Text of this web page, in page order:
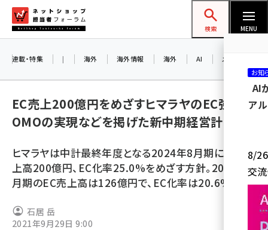
ン
ネットショップ担当者フォーラム
検索 MENU
yahoo (1901)
楽天 (1871)
アスクル (1119)
連載・特集 | 海外 海外情報 海外 AI メタバース
EC売上200億円をめざすヒマラヤのEC強化や
OMOの実現などを掲げた新中期経営計画
ヒマラヤは中計最終年度となる2024年8月期に、EC売
上高200億円、EC化率25.0%をめざす方針。2021年8
月期のEC売上高は126億円で、EC化率は20.6%
石居 岳
2021年9月29日 9:00
お知
AI
ア
8/26
交